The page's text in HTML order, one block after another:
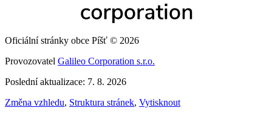
Oficiální stránky obce Píšť © 2026
Provozovatel Galileo Corporation s.r.o.
Poslední aktualizace: 7. 8. 2026
Změna vzhledu, Struktura stránek, Vytisknout